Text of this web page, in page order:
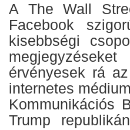
A The Wall
Facebook
kisebbségi
érvényesek rá
internetes
Kommunikációs
Trump